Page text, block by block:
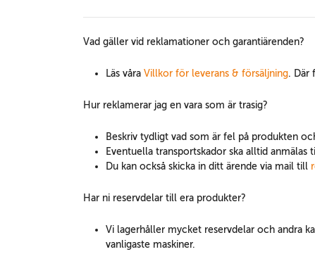
Vad gäller vid reklamationer och garantiärenden?
Läs våra Villkor för leverans & försäljning. Där
Hur reklamerar jag en vara som är trasig?
Beskriv tydligt vad som är fel på produkten
Eventuella transportskador ska alltid
Du kan också skicka in ditt ärende via mail till
Har ni reservdelar till era produkter?
Vi lagerhåller mycket reservdelar och andra
vanligaste maskiner.